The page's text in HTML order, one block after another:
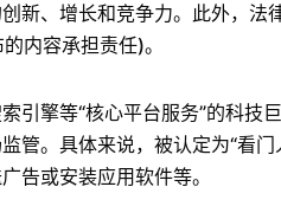
新、增长和竞争力。此外，法
内容承担责任)。
擎等“核心平台服务”的科技巨
管。具体来说，被认定为“看
告或安装应用软件等。